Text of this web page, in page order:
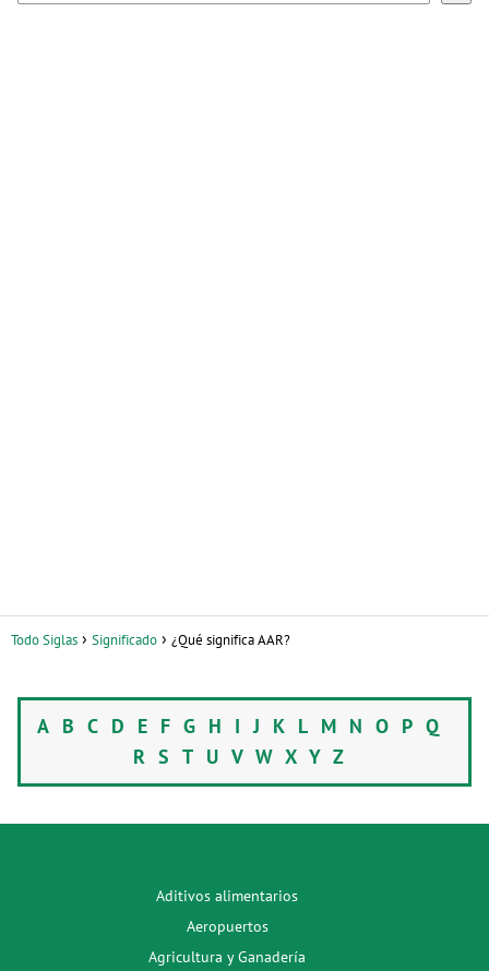
Todo Siglas Significado ¿Qué significa AAR?
A B C D E F G H IJ K L M N O P Q
R S T U V W X Y Z
Aditivos alimentarios
Aeropuertos
Agricultura y Ganadería